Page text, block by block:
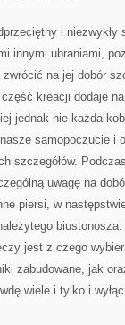
i niezwykły
innymi ubraniami,
na jej dobór
kreacji dodaje
jednak nie każda
samopoczucie i
szczegółów.
uwagę na
piersi, w
jest z czego
zabudowane, jak
wiele i tylko i